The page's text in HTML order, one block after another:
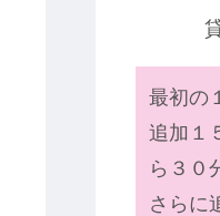
最初の
追加１
ら３０
さらに